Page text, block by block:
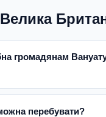
громадянам
перебувати?